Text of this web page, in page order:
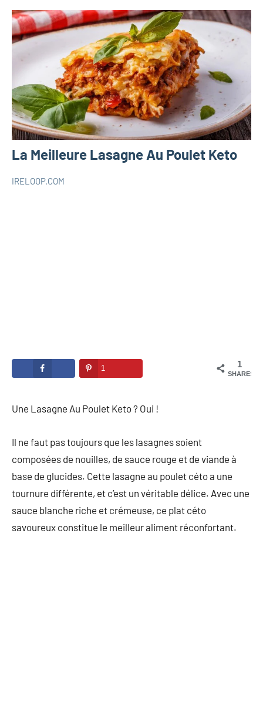
La Meilleure Lasagne Au Poulet Keto
IRELOOP.COM
1
SHARES
1
Une Lasagne Au Poulet Keto ? Oui !
Il ne faut pas toujours que les lasagnes soient
composées de nouilles, de sauce rouge et de viande à
base de glucides. Cette lasagne au poulet céto a une
tournure différente, et c’est un véritable délice. Avec une
sauce blanche riche et crémeuse, ce plat céto
savoureux constitue le meilleur aliment réconfortant.